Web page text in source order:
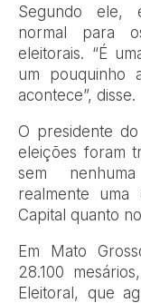
Segundo ele,
normal para
eleitorais. “É
um pouquinho
acontece”, disse.
O presidente
eleições foram
sem
realmente uma
Capital quanto
Em Mato
28.100
Eleitoral, que